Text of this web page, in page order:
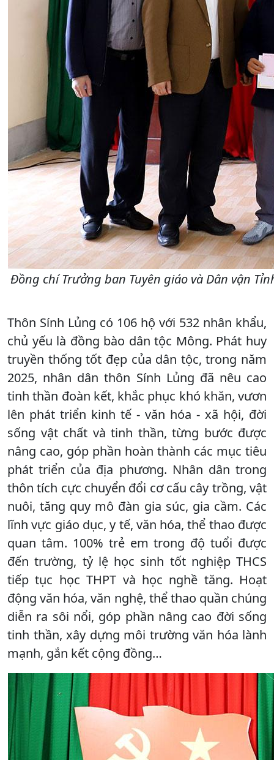
Đồng chí Trưởng ban Tuyên giáo và Dân vận
Thôn Sính Lủng có 106 hộ với 532 nhân khẩu,
chủ yếu là đồng bào dân tộc Mông. Phát huy
truyền thống tốt đẹp của dân tộc, trong năm
2025, nhân dân thôn Sính Lủng đã nêu cao
tinh thần đoàn kết, khắc phục khó khăn, vươn
lên phát triển kinh tế - văn hóa - xã hội, đời
sống vật chất và tinh thần, từng bước được
nâng cao, góp phần hoàn thành các mục tiêu
phát triển của địa phương. Nhân dân trong
thôn tích cực chuyển đổi cơ cấu cây trồng, vật
nuôi, tăng quy mô đàn gia súc, gia cầm. Các
lĩnh vực giáo dục, y tế, văn hóa, thể thao được
quan tâm. 100% trẻ em trong độ tuổi được
đến trường, tỷ lệ học sinh tốt nghiệp THCS
tiếp tục học THPT và học nghề tăng. Hoạt
động văn hóa, văn nghệ, thể thao quần chúng
diễn ra sôi nổi, góp phần nâng cao đời sống
tinh thần, xây dựng môi trường văn hóa lành
mạnh, gắn kết cộng đồng…